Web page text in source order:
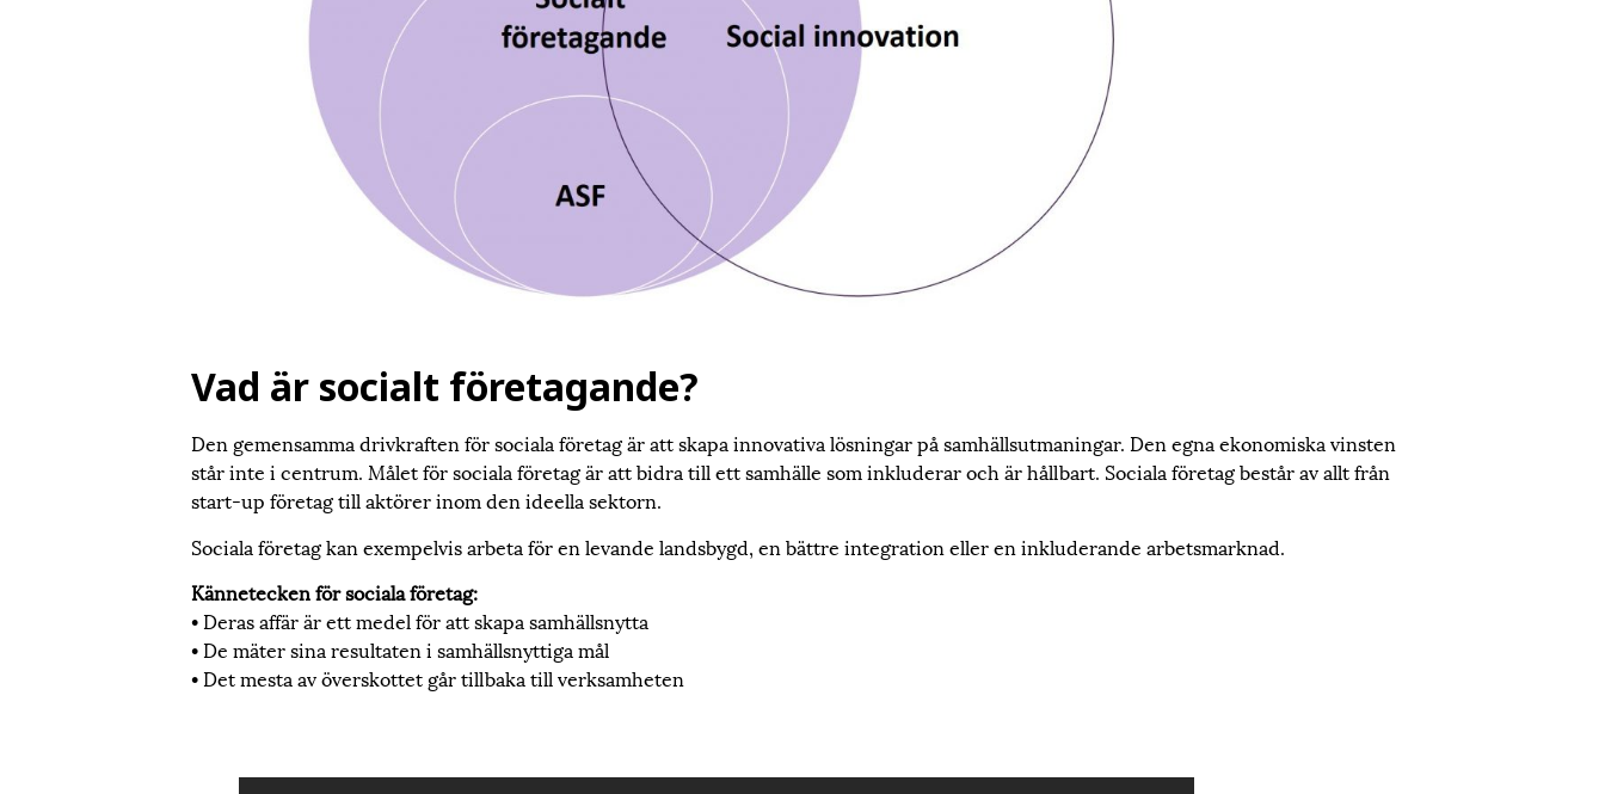
Vad är socialt företagande?
Den gemensamma drivkraften för sociala företag är att skapa innovativa lösningar på samhällsutmaningar. Den egna ekonomiska vinsten
står inte i centrum. Målet för sociala företag är att bidra till ett samhälle som inkluderar och är hållbart. Sociala företag består av allt från
start-up företag till aktörer inom den ideella sektorn.
Sociala företag kan exempelvis arbeta för en levande landsbygd, en bättre integration eller en inkluderande arbetsmarknad.
Kännetecken för sociala företag:
• Deras affär är ett medel för att skapa samhällsnytta
• De mäter sina resultaten i samhällsnyttiga mål
• Det mesta av överskottet går tillbaka till verksamheten